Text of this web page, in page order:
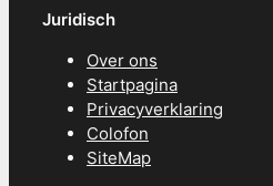
Juridisch
Over ons
Startpagina
Privacyverklaring
Colofon
SiteMap